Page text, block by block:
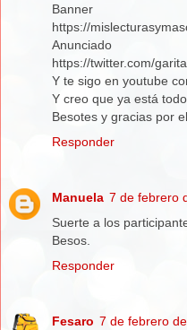
https://
https://twitter.com/
Y te sigo en youtube
Y creo que ya está
Besotes y gracias por
Responder
Manuela 7 de febrero
Suerte a los
Besos.
Responder
Fesaro 7 de febrero